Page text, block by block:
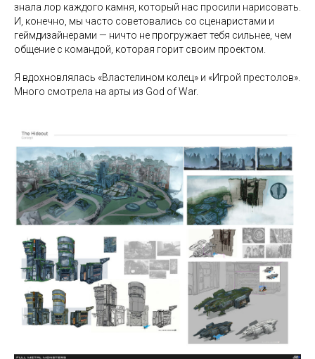
знала лор каждого камня, который нас просили нарисовать.
И, конечно, мы часто советовались со сценаристами и
геймдизайнерами — ничто не прогружает тебя сильнее, чем
общение с командой, которая горит своим проектом.
Я вдохновлялась «Властелином колец» и «Игрой престолов».
Много смотрела на арты из God of War.